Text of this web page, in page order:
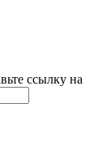
ссылку на